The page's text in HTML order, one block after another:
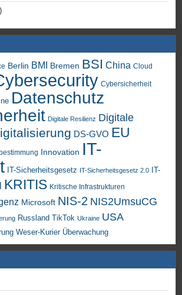
Berlin BMI Bremen BSI China Cloud
Cybersicherheit
Datenschutz
Digitale Resilienz Digitale
DS-GVO EU
Innovation IT-
IT-Sicherheitsgesetz IT-Sicherheitsgesetz 2.0
IT-
KRITIS Kritische Infrastrukturen
Microsoft NIS-2 NIS2UmsuCG
Russland TikTok Ukraine USA
Weser-Kurier Überwachung